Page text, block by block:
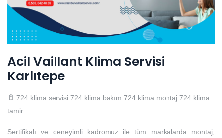
Acil Vaillant Klima Servisi
Karlıtepe
724 klima servisi 724 klima bakım 724 klima montaj 724 klima
tamir
Sertifikalı ve deneyimli kadromuz ile tüm markalarda montaj,